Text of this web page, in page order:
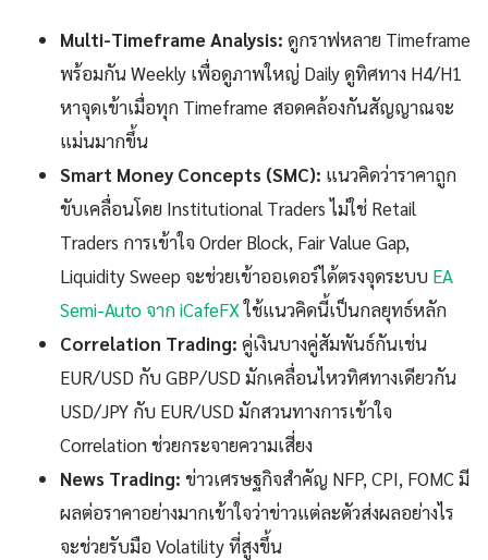
Multi-Timeframe Analysis: ดูกราฟหลาย Timeframe
พร้อมกัน Weekly เพื่อดูภาพใหญ่ Daily ดูทิศทาง H4/H1
หาจุดเข้าเมื่อทุก Timeframe สอดคล้องกันสัญญาณจะ
แม่นมากขึ้น
Smart Money Concepts (SMC): แนวคิดว่าราคาถูก
ขับเคลื่อนโดย Institutional Traders ไม่ใช่ Retail
Traders การเข้าใจ Order Block, Fair Value Gap,
Liquidity Sweep จะช่วยเข้าออเดอร์ได้ตรงจุดระบบ EA
Semi-Auto จาก iCafeFXใช้แนวคิดนี้เป็นกลยุทธ์หลัก
Correlation Trading: คู่เงินบางคู่สัมพันธ์กันเช่น
EUR/USD กับ GBP/USD มักเคลื่อนไหวทิศทางเดียวกัน
USD/JPY กับ EUR/USD มักสวนทางการเข้าใจ
Correlation ช่วยกระจายความเสี่ยง
News Trading: ข่าวเศรษฐกิจสำคัญ NFP, CPI, FOMC มี
ผลต่อราคาอย่างมากเข้าใจว่าข่าวแต่ละตัวส่งผลอย่างไร
จะช่วยรับมือ Volatility ที่สูงขึ้น